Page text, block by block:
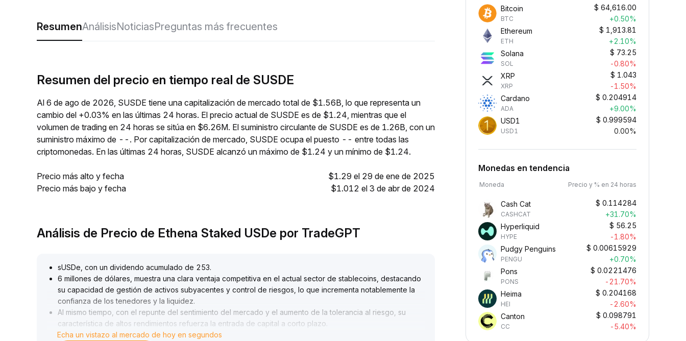
ResumenAnálisisNoticiasPreguntas más frecuentes
Resumen del precio en tiempo real de SUSDE
Al 6 de ago de 2026, SUSDE tiene una capitalización de mercado total de $1.56B, lo que representa un
cambio del +0.03% en las últimas 24 horas. El precio actual de SUSDE es de $1.24, mientras que el
volumen de trading en 24 horas se sitúa en $6.26M. El suministro circulante de SUSDE es de 1.26B, con un
suministro máximo de --. Por capitalización de mercado, SUSDE ocupa el puesto -- entre todas las
criptomonedas. En las últimas 24 horas, SUSDE alcanzó un máximo de $1.24 y un mínimo de $1.24.
Precio más alto y fecha
$1.29 el 29 de ene de 2025
Precio más bajo y fecha
$1.012 el 3 de abr de 2024
Análisis de Precio de Ethena Staked USDe por TradeGPT
sUSDe, con un dividendo acumulado de 253.
6 millones de dólares, muestra una clara ventaja competitiva en el actual sector de stablecoins, destacando
su capacidad de gestión de activos subyacentes y control de riesgos, lo que incrementa notablemente la
confianza de los tenedores y la liquidez.
Al mismo tiempo, con el repunte del sentimiento del mercado y el aumento de la tolerancia al riesgo, su
característica de altos rendimientos refuerza la entrada de capital a corto plazo
Se recomienda una asignación estratégica en sUSDe, enfocándose en el rango de 1
Echa un vistazo al mercado de hoy en segundos
Bitcoin
BTC
$ 64,616.00
+0.50%
Ethereum
ETH
$ 1,913.81
+2.10%
Solana
SOL
$ 73.25
-0.80%
XRP
XRP
$ 1.043
-1.50%
Cardano
ADA
$ 0.204914
+9.00%
USD1
USD1
$ 0.999594
0.00%
Monedas en tendencia
Moneda Precio y % en 24 horas
Cash Cat
CASHCAT
$ 0.114284
+31.70%
Hyperliquid
HYPE
$ 56.25
-1.80%
Pudgy Penguins
PENGU
$ 0.00615929
+0.70%
Pons
PONS
$ 0.0221476
-21.70%
Heima
HEI
$ 0.204168
-2.60%
Canton
CC
$ 0.098791
-5.40%